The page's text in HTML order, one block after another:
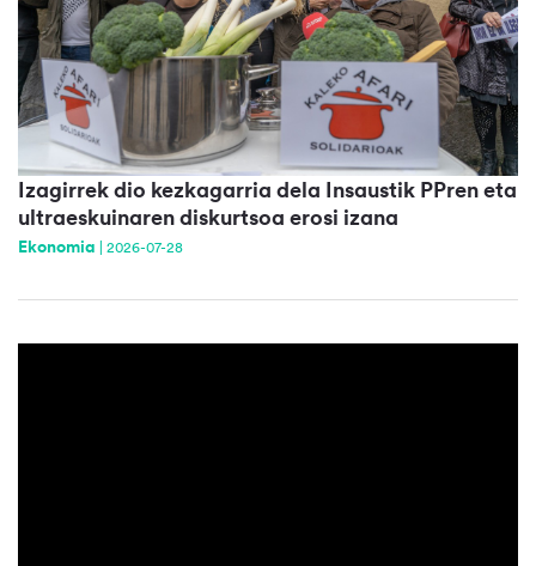
Izagirrek dio kezkagarria dela Insaustik PPren eta
ultraeskuinaren diskurtsoa erosi izana
Ekonomia 2026-07-28